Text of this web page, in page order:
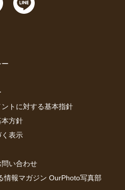
トに対する基本指針
方針
表示
い合わせ
情報マガジン OurPhoto写真部